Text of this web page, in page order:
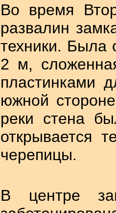
Во время
развалин
техники. Была
2 м,
пластинками
южной
реки стена
открывается
черепицы.
В центре